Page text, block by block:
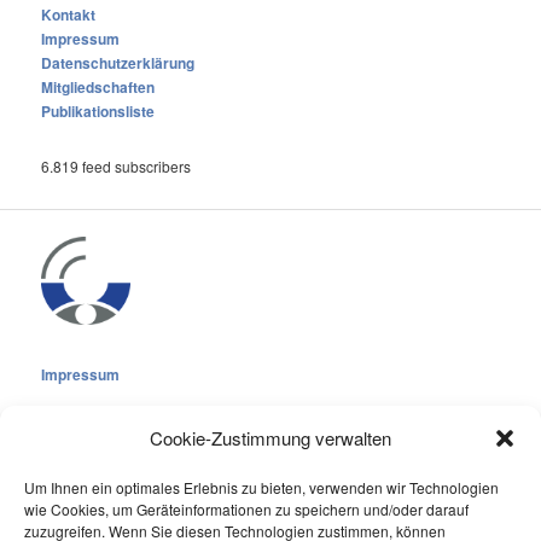
Cookie-Zustimmung verwalten
Um Ihnen ein optimales Erlebnis zu bieten, verwenden wir Technologien
wie Cookies, um Geräteinformationen zu speichern und/oder darauf
zuzugreifen. Wenn Sie diesen Technologien zustimmen, können
Kontakt
Impressum
Datenschutzerklärung
Mitgliedschaften
Publikationsliste
6.819 feed subscribers
Impressum
Cookie-Richtlinie (EU)